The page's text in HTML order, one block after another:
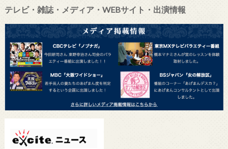
テレビ・雑誌・メディア・WEBサイト・出演情報